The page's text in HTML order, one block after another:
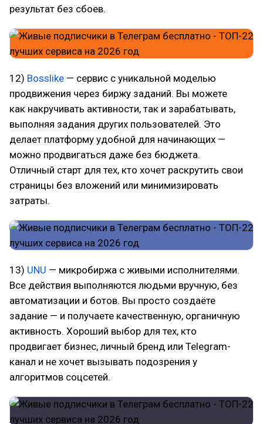
результат без сбоев.
12) Bosslike — сервис с уникальной моделью
продвижения через биржу заданий. Вы можете
как накручивать активности, так и зарабатывать,
выполняя задания других пользователей. Это
делает платформу удобной для начинающих —
можно продвигаться даже без бюджета.
Отличный старт для тех, кто хочет раскрутить свои
страницы без вложений или минимизировать
затраты.
13) UNU — микробиржа с живыми исполнителями.
Все действия выполняются людьми вручную, без
автоматизации и ботов. Вы просто создаёте
задание — и получаете качественную, органичную
активность. Хороший выбор для тех, кто
продвигает бизнес, личный бренд или Telegram-
канал и не хочет вызывать подозрения у
алгоритмов соцсетей.